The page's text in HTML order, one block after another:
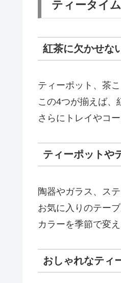
ティータイ
紅茶に欠かせな
ティーポット、茶
この4つが揃えば、
さらにトレイやコ
ティーポットや
陶器やガラス、ス
お気に入りのテー
カラーを季節で変
おしゃれなティ